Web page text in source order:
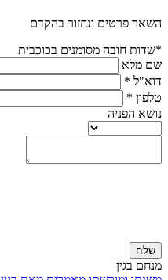
השאר פרטים ונחזור בהקדם
*שדות חובה מסומנים בכוכבית
שם מלא
דוא"ל *
טלפון *
נושא הפניה
שלח
מנחם בגין